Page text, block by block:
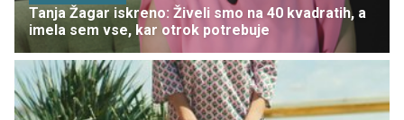
Tanja Žagar iskreno: Živeli smo na 40 kvadratih, a
imela sem vse, kar otrok potrebuje